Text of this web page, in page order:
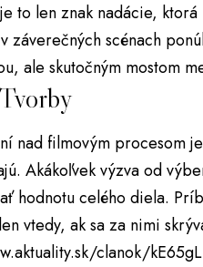
to len znak nadácie,
záverečných scénach
ale skutočným mostom
nad filmovým procesom
Akákoľvek výzva od
hodnotu celého diela.
vtedy, ak sa za nimi
clanok/